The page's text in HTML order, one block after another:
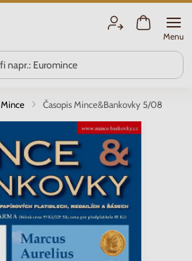
Menu
Mince Časopis Mince&Bankovky 5/08